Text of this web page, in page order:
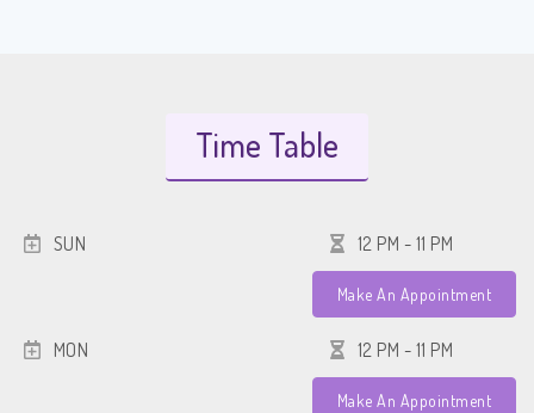
Time Table
SUN 12 PM - 11 PM
Make An Appointment
MON 12 PM - 11 PM
Make An Appointment